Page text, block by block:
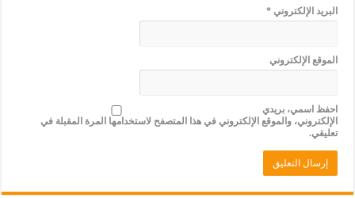
البريد الإلكتروني*
الموقع الإلكتروني
احفظ اسمي، بريدي
الإلكتروني، والموقع الإلكتروني في هذا المتصفح لاستخدامها المرة المقبلة في
تعليقي.